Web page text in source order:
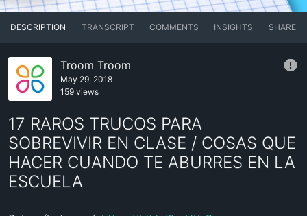
DESCRIPTION TRANSCRIPT COMMENTS INSIGHTS SHARE
Troom Troom
May 29, 2018
159 views
17 RAROS TRUCOS PARA
SOBREVIVIR EN CLASE / COSAS QUE
HACER CUANDO TE ABURRES EN LA
ESCUELA